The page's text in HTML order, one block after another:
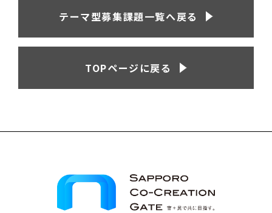
テーマ型募集課題一覧へ戻る
TOPページに戻る